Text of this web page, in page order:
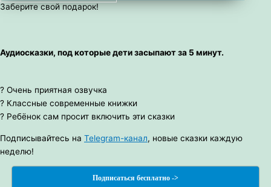
Заберите свой подарок!
Аудиосказки, под которые дети засыпают за 5 минут.
? Очень приятная озвучка
? Классные современные книжки
? Ребёнок сам просит включить эти сказки
Подписывайтесь на Telegram-канал, новые сказки каждую
неделю!
Подписаться бесплатно ->